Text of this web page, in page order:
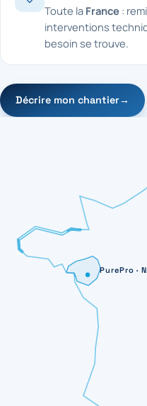
Toute la France :
interventions
besoin se trouve.
Décrire mon chantier→
PurePro ·